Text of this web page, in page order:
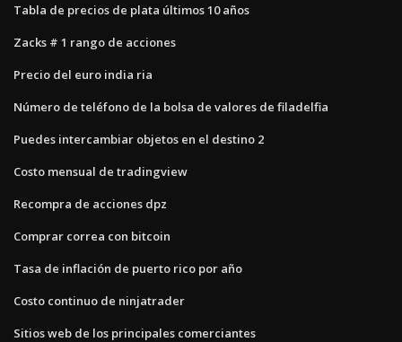
Tabla de precios de plata últimos 10 años
Zacks # 1 rango de acciones
Precio del euro india ria
Número de teléfono de la bolsa de valores de filadelfia
Puedes intercambiar objetos en el destino 2
Costo mensual de tradingview
Recompra de acciones dpz
Comprar correa con bitcoin
Tasa de inflación de puerto rico por año
Costo continuo de ninjatrader
Sitios web de los principales comerciantes